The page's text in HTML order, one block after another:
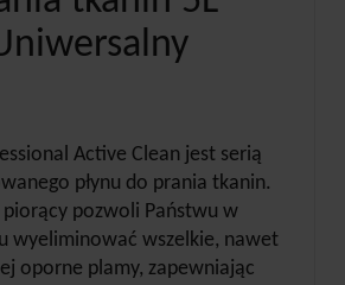
Active Clean jest serią
płynu do prania tkanin.
piorący pozwoli Państwu w
wyeliminować wszelkie, nawet
oporne plamy, zapewniając